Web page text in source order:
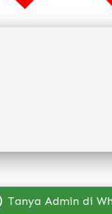
Tanya Admin di